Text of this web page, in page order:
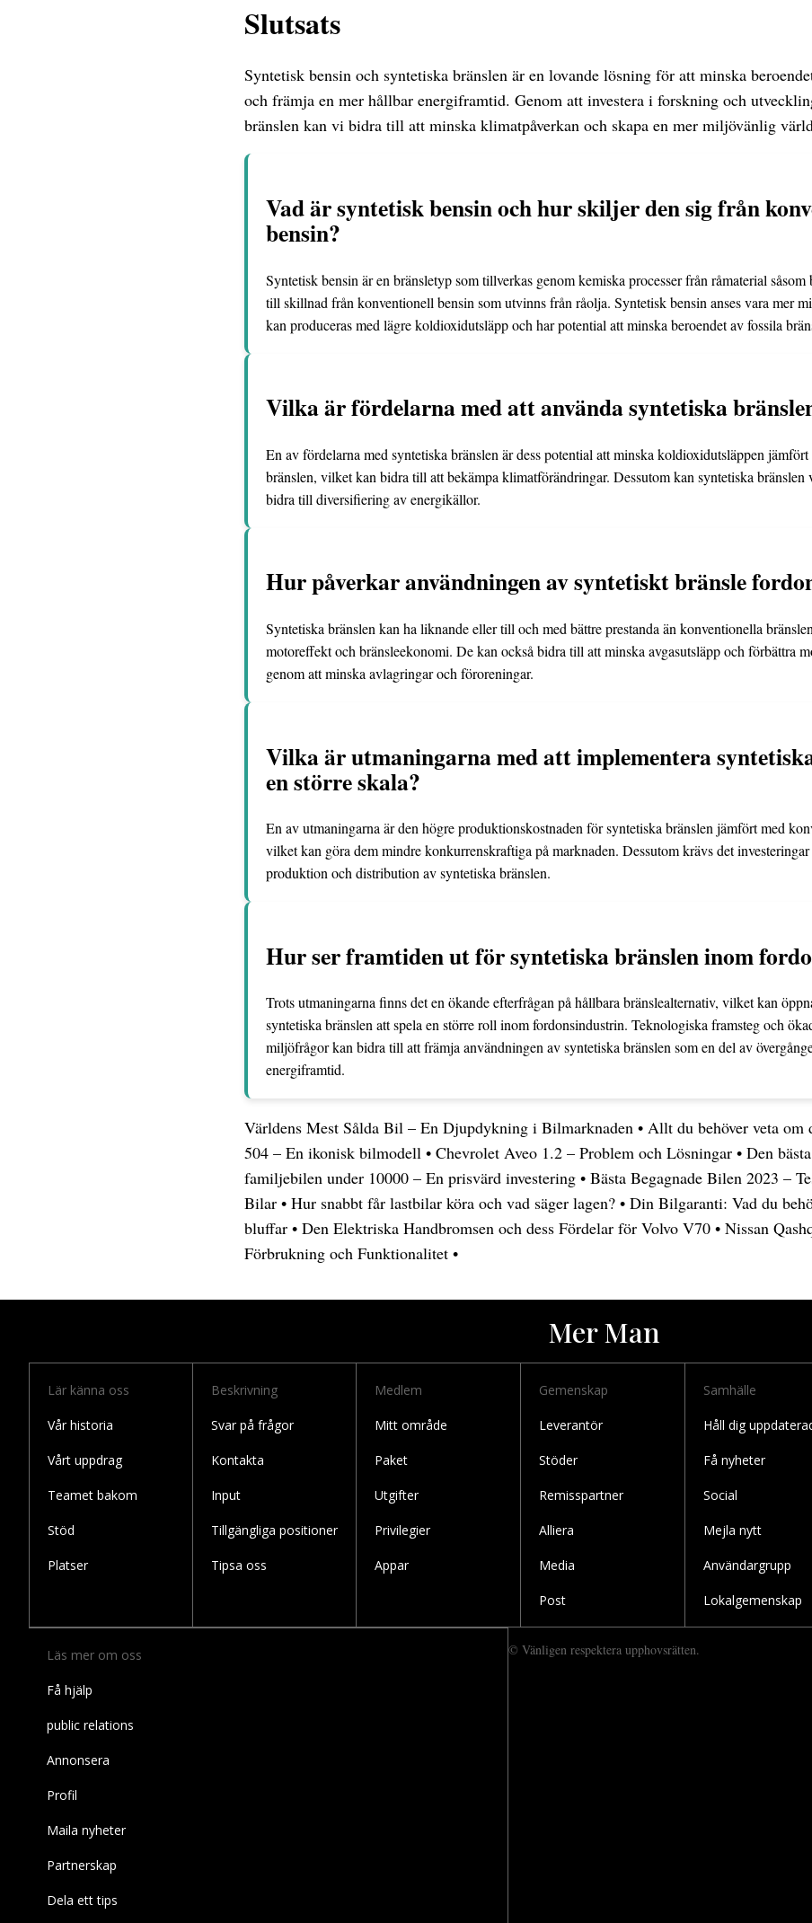
Slutsats
Syntetisk bensin och syntetiska bränslen är en lovande lösning för att minska
och främja en mer hållbar energiframtid. Genom att investera i forskning och
bränslen kan vi bidra till att minska klimatpåverkan och skapa en mer miljövänlig
Vad är syntetisk bensin och hur skiljer den sig från
bensin?
Syntetisk bensin är en bränsletyp som tillverkas genom kemiska processer från råmaterial såsom
till skillnad från konventionell bensin som utvinns från råolja. Syntetisk bensin anses vara mer
kan produceras med lägre koldioxidutsläpp och har potential att minska beroendet av fossila
Vilka är fördelarna med att använda syntetiska
En av fördelarna med syntetiska bränslen är dess potential att minska koldioxidutsläppen
bränslen, vilket kan bidra till att bekämpa klimatförändringar. Dessutom kan syntetiska bränslen
bidra till diversifiering av energikällor.
Hur påverkar användningen av syntetiskt bränsle
Syntetiska bränslen kan ha liknande eller till och med bättre prestanda än konventionella
motoreffekt och bränsleekonomi. De kan också bidra till att minska avgasutsläpp och förbättra
genom att minska avlagringar och föroreningar.
Vilka är utmaningarna med att implementera
en större skala?
En av utmaningarna är den högre produktionskostnaden för syntetiska bränslen jämfört med
vilket kan göra dem mindre konkurrenskraftiga på marknaden. Dessutom krävs det
produktion och distribution av syntetiska bränslen.
Hur ser framtiden ut för syntetiska bränslen inom
Trots utmaningarna finns det en ökande efterfrågan på hållbara bränslealternativ, vilket kan
syntetiska bränslen att spela en större roll inom fordonsindustrin. Teknologiska framsteg och
miljöfrågor kan bidra till att främja användningen av syntetiska bränslen som en del av
energiframtid.
Världens Mest Sålda Bil – En Djupdykning i Bilmarknaden • Allt du behöver veta om
504 – En ikonisk bilmodell • Chevrolet Aveo 1.2 – Problem och Lösningar • Den
familjebilen under 10000 – En prisvärd investering • Bästa Begagnade Bilen 2023 –
Bilar • Hur snabbt får lastbilar köra och vad säger lagen? • Din Bilgaranti: Vad du
bluffar • Den Elektriska Handbromsen och dess Fördelar för Volvo V70 • Nissan
Förbrukning och Funktionalitet •
Mer Man
Läs mer om oss
Få hjälp
public relations
Annonsera
Profil
Maila nyheter
Partnerskap
Dela ett tips
© Vänligen respektera upphovsrätten.
Lär känna oss
Vår historia
Vårt uppdrag
Teamet bakom
Stöd
Platser
Beskrivning
Svar på frågor
Kontakta
Input
Tillgängliga positioner
Tipsa oss
Medlem
Mitt område
Paket
Utgifter
Privilegier
Appar
Gemenskap
Leverantör
Stöder
Remisspartner
Alliera
Media
Post
Samhälle
Håll dig
Få nyheter
Social
Mejla nytt
Användargrupp
Lokalgemenskap